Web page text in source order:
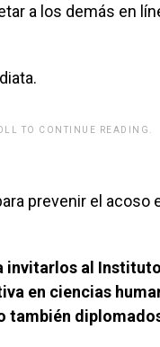
a los demás en
TO CONTINUE READING.
prevenir el acoso
invitarlos al
en ciencias
también